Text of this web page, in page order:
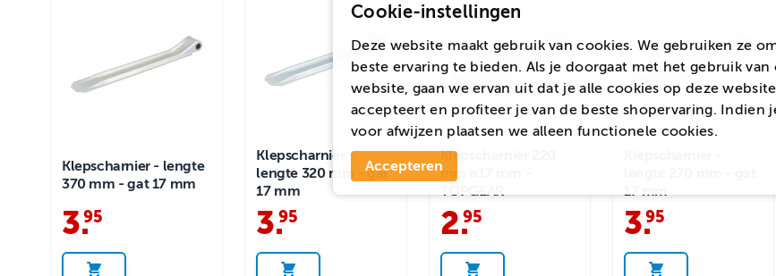
Klepscharnier - lengte
370 mm - gat 17 mm
3.
95
Klepscharnier -
lengte 320 mm - gat
17 mm
3.
95
Klepscharnier 220
mm ø17 mm -
TOPGEAR
2.
95
17 mm
3.
95
Cookie-instellingen
Deze website maakt gebruik van cookies. We gebruiken ze
beste ervaring te bieden. Als je doorgaat met het gebruik van
website, gaan we ervan uit dat je alle cookies op deze website
accepteert en profiteer je van de beste shopervaring. Indien
voor afwijzen plaatsen we alleen functionele cookies.
Accepteren